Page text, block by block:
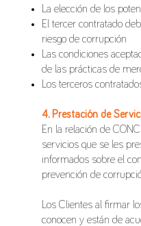
La elección de los
El tercer contratado
riesgo de corrupción
Las condiciones
de las prácticas de
Los terceros
4. Prestación de
En la relación de
servicios que se les
informados sobre el
prevención de
Los Clientes al firmar
conocen y están de